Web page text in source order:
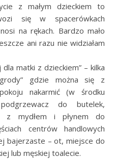
z małym dzieckiem to
się w spacerówkach
na rękach. Bardzo mało
ani razu nie widziałam
matki z dzieckiem” – kilka
gdzie można się z
nakarmić (w środku
do butelek,
z mydłem i płynem do
centrów handlowych
bajerzaste – ot, miejsce do
lub męskiej toalecie.